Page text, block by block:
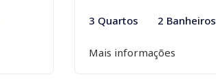
3 Quartos 2 Banheiros
Mais informações